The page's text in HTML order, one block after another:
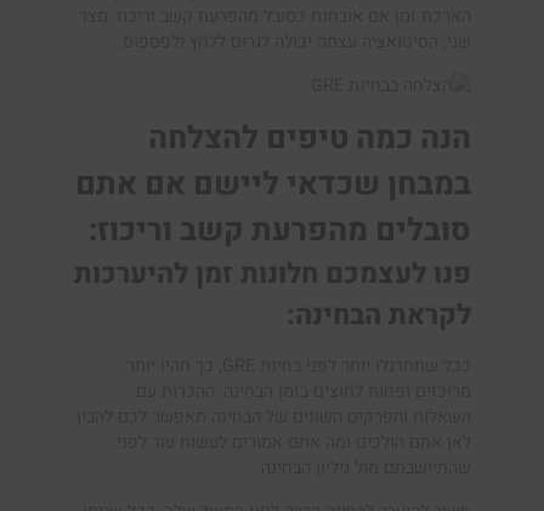
הארכת זמן אם אובחנת כסובל מהפרעת קשב וריכוז. מצד
שני, הסיטואציה עצמה יכולה לגרום ללחץ ולפספוס.
הנה כמה טיפים להצלחה
במבחן שכדאי ליישם אם אתם
סובלים מהפרעת קשב וריכוז:
פנו לעצמכם חלונות זמן להיערכות
לקראת הבחינה:
שתתרגלו יותר לפני בחינת GRE
מרוכזים ופחות לחוצים בזמן הבחינה. ההכרות עם
השאלות והפרקים השונים של הבחינה תאפשר לכם להבין
לאן אתם הולכים ומה אתם אמורים לעשות עוד לפני
שהתיישבתם מול גיליון הבחינה.